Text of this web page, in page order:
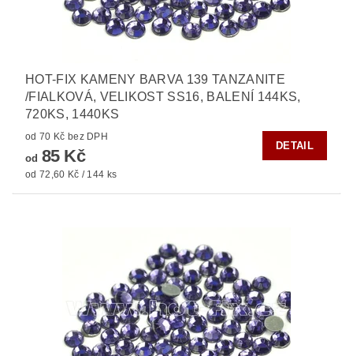
HOT-FIX KAMENY BARVA 139 TANZANITE
/FIALKOVÁ, VELIKOST SS16, BALENÍ 144KS,
720KS, 1440KS
od 70 Kč bez DPH
od 85 Kč
od 72,60 Kč / 144 ks
DETAIL